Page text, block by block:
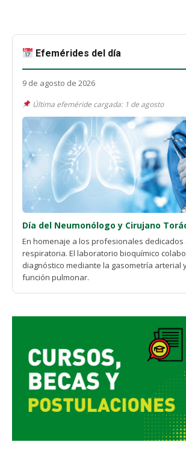
Efemérides del día
9 de agosto de 2026
Última efeméride cargada: 1 de agosto
Día del Neumonólogo y Cirujano
En homenaje a los profesionales dedicados
respiratoria. El laboratorio bioquímico
diagnóstico mediante la gasometría arterial
función pulmonar.